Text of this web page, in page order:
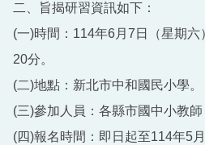
二、旨揭研習資訊如下：
(一)時間：114年6月7日（星期
20分。
(二)地點：新北市中和國民小學。
(三)參加人員：各縣市國中小教師
(四)報名時間：即日起至114年5